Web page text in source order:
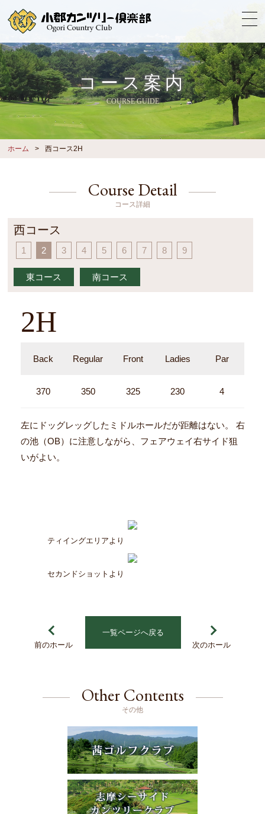
コース案内
COURSE GUIDE
ホーム 西コース2H
Course Detail
コース詳細
西コース
1 2 3 4 5 6 7 8 9
東コース 南コース
2H
Back Regular Front Ladies Par
370 350 325 230 4
左にドッグレッグしたミドルホールだが距離はない。 右
の池（OB）に注意しながら、フェアウェイ右サイド狙
いがよい。
ティイングエリアより
セカンドショットより
前のホール
一覧ページへ戻る
次のホール
Other Contents
その他